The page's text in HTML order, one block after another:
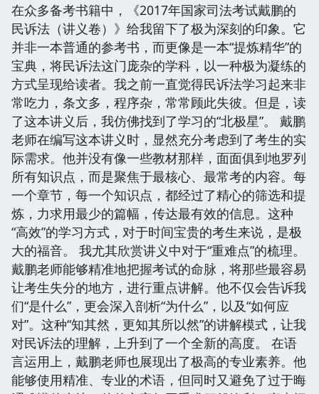
在众多备考书籍中，《2017年国家司法考试戴鹏的
民诉法（讲义卷）》给我留下了极为深刻的印象。它
并非一本普通的参考书，而更像是一本“提炼精华”的
宝典，将民诉法这门庞杂的学科，以一种极为凝练的
方式呈现给读者。我之前一直觉得民诉法学习起来非
常吃力，条文多，程序杂，常常顾此失彼。但是，读
了这本讲义后，我仿佛找到了学习的“北极星”。 戴鹏
老师在编写这本讲义时，显然充分考虑到了考生的实
际需求。他并没有像一些教材那样，面面俱到地罗列
所有知识点，而是聚焦于最核心、最常考的内容。每
一个章节，每一个知识点，都经过了精心的筛选和提
炼，力求用最少的篇幅，传达最有效的信息。这种
“高效”的学习方式，对于时间宝贵的考生来说，是极
大的福音。 我尤其欣赏讲义中对于“重难点”的梳理。
戴鹏老师能够精准地把握考试的命脉，将那些最容易
让考生失分的地方，进行重点讲解。他不仅会告诉我
们“是什么”，更会深入剖析“为什么”，以及“如何应
对”。这种“知其然，更知其所以然”的讲解模式，让我
对民诉法的理解，上升到了一个全新的高度。 在语
言运用上，戴鹏老师也展现出了极高的专业素养。他
能够使用精准、专业的术语，但同时又避免了过于晦